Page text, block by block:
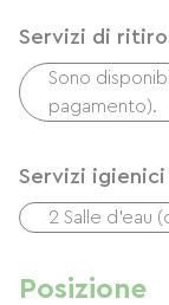
Servizi di
Sono
pagamento).
Servizi igienici
2 Salle d'eau
Posizione